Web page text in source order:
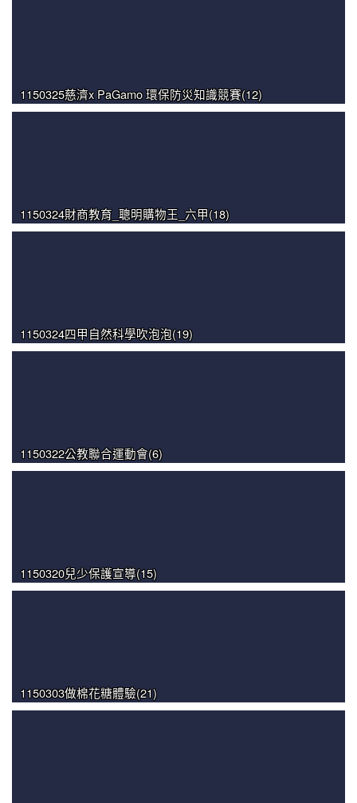
1150325慈濟x PaGamo 環保防災知識競賽(12)
1150324財商教育_聰明購物王_六甲(18)
1150324四甲自然科學吹泡泡(19)
1150322公教聯合運動會(6)
1150320兒少保護宣導(15)
1150303做棉花糖體驗(21)